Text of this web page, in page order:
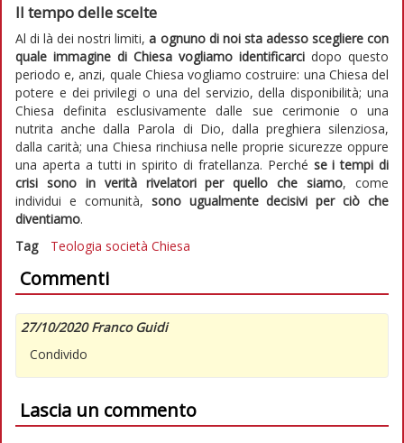
Il tempo delle scelte
Al di là dei nostri limiti,a ognuno di noi sta adesso scegliere con
quale immagine di Chiesa vogliamo identificarci dopo questo
periodo e, anzi, quale Chiesa vogliamo costruire: una Chiesa del
potere e dei privilegi o una del servizio, della disponibilità; una
Chiesa definita esclusivamente dalle sue cerimonie o una
nutrita anche dalla Parola di Dio, dalla preghiera silenziosa,
dalla carità; una Chiesa rinchiusa nelle proprie sicurezze oppure
una aperta a tutti in spirito di fratellanza. Perché se i tempi di
crisi sono in verità rivelatori per quello che siamo, come
individui e comunità, sono ugualmente decisivi per ciò che
diventiamo.
Tag
Teologia società Chiesa
Commenti
27/10/2020 Franco Guidi
Condivido
Lascia un commento